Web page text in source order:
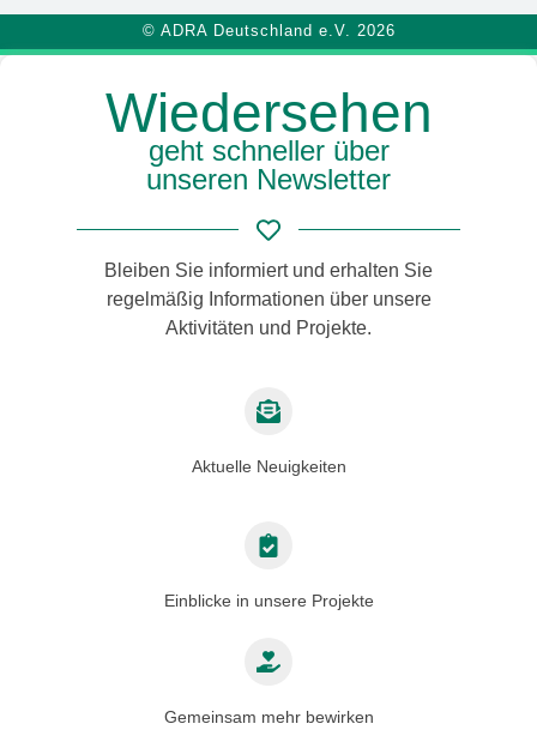
© ADRA Deutschland e.V. 2026
Wiedersehen
geht schneller über
unseren Newsletter
Bleiben Sie informiert und erhalten Sie
regelmäßig Informationen über unsere
Aktivitäten und Projekte.
Aktuelle Neuigkeiten
Einblicke in unsere Projekte
Gemeinsam mehr bewirken